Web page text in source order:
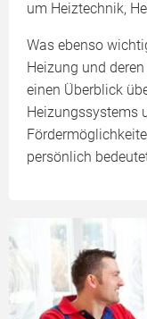
um Heiztechnik,
Was ebenso
Heizung und
einen Überblick
Heizungssystems
persönlich